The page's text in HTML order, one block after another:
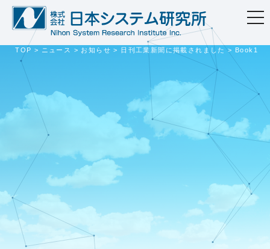
TOP > ニュース > お知らせ > 日刊工業新聞に掲載されました > Book1